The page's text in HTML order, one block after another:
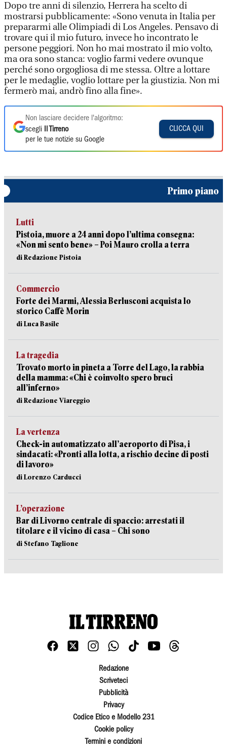
Dopo tre anni di silenzio, Herrera ha scelto di
mostrarsi pubblicamente: «Sono venuta in Italia per
prepararmi alle Olimpiadi di Los Angeles. Pensavo di
trovare qui il mio futuro, invece ho incontrato le
persone peggiori. Non ho mai mostrato il mio volto,
ma ora sono stanca: voglio farmi vedere ovunque
perché sono orgogliosa di me stessa. Oltre a lottare
per le medaglie, voglio lottare per la giustizia. Non mi
fermerò mai, andrò fino alla fine».
Non lasciare decidere l'algoritmo:
scegli
Il Tirreno
per le tue notizie su Google
CLICCA QUI
Primo piano
Lutti
Pistoia, muore a 24 anni dopo l’ultima consegna:
«Non mi sento bene» – Poi Mauro crolla a terra
di Redazione Pistoia
Commercio
Forte dei Marmi, Alessia Berlusconi acquista lo
storico Caffè Morin
di Luca Basile
La tragedia
Trovato morto in pineta a Torre del Lago, la rabbia
della mamma: «Chi è coinvolto spero bruci
all’inferno»
di Redazione Viareggio
La vertenza
Check-in automatizzato all’aeroporto di Pisa, i
sindacati: «Pronti alla lotta, a rischio decine di posti
di lavoro»
di Lorenzo Carducci
L’operazione
Bar di Livorno centrale di spaccio: arrestati il
titolare e il vicino di casa – Chi sono
di Stefano Taglione
Redazione
Scriveteci
Pubblicità
Privacy
Codice Etico e Modello 231
Cookie policy
Termini e condizioni